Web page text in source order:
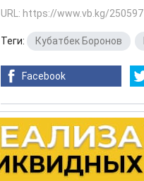
URL: https://www.vb.kg/250597
Теги: Кубатбек Боронов
Facebook